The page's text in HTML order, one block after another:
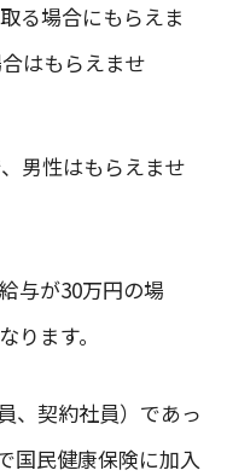
る場合にもらえま
はもらえませ
男性はもらえませ
与が30万円の場
ります。
、契約社員）であっ
国民健康保険に加入